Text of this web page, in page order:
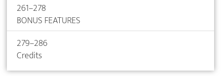
261–278
BONUS FEATURES
279–286
Credits